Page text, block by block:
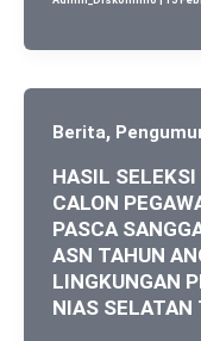
Berita,
HASIL
CALON
PASCA
ASN TAHUN
LINGKUNGAN
NIAS SELATAN